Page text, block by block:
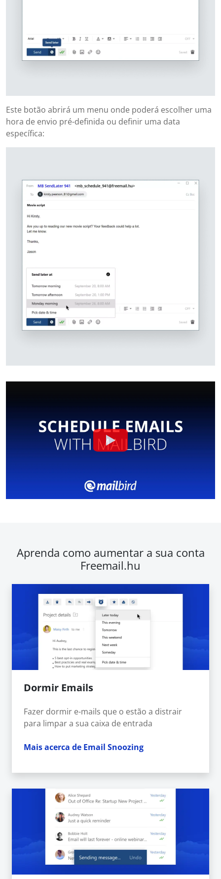
Este botão abrirá um menu onde poderá escolher uma
hora de envio pré-definida ou definir uma data
específica:
Aprenda como aumentar a sua conta
Freemail.hu
Dormir Emails
Fazer dormir e-mails que o estão a distrair
para limpar a sua caixa de entrada
Mais acerca de Email Snoozing